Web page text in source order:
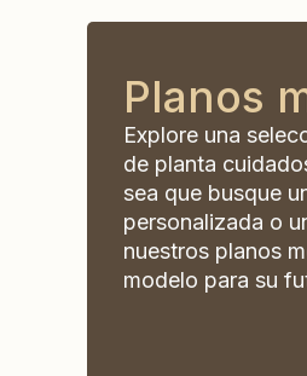
Planos
Explore una
de planta
sea que busque
personalizada o
nuestros planos
modelo para su